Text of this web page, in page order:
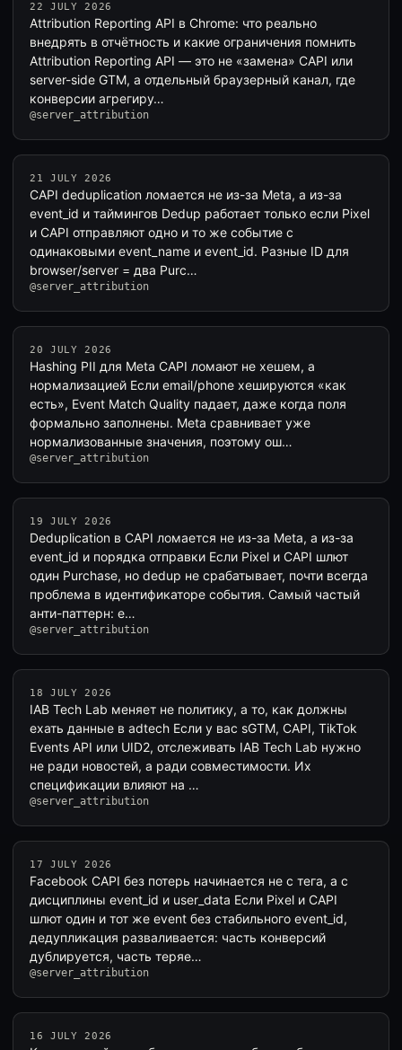
22 JULY 2026
Attribution Reporting API в Chrome: что реально
внедрять в отчётность и какие ограничения помнить
Attribution Reporting API — это не «замена» CAPI или
server-side GTM, а отдельный браузерный канал, где
конверсии агрегиру…
@server_attribution
21 JULY 2026
CAPI deduplication ломается не из-за Meta, а из-за
event_id и таймингов Dedup работает только если Pixel
и CAPI отправляют одно и то же событие с
одинаковыми event_name и event_id. Разные ID для
browser/server = два Purc…
@server_attribution
20 JULY 2026
Hashing PII для Meta CAPI ломают не хешем, а
нормализацией Если email/phone хешируются «как
есть», Event Match Quality падает, даже когда поля
формально заполнены. Meta сравнивает уже
нормализованные значения, поэтому ош…
@server_attribution
19 JULY 2026
Deduplication в CAPI ломается не из-за Meta, а из-за
event_id и порядка отправки Если Pixel и CAPI шлют
один Purchase, но dedup не срабатывает, почти всегда
проблема в идентификаторе события. Самый частый
анти-паттерн: e…
@server_attribution
18 JULY 2026
IAB Tech Lab меняет не политику, а то, как должны
ехать данные в adtech Если у вас sGTM, CAPI, TikTok
Events API или UID2, отслеживать IAB Tech Lab нужно
не ради новостей, а ради совместимости. Их
спецификации влияют на …
@server_attribution
17 JULY 2026
Facebook CAPI без потерь начинается не с тега, а с
дисциплины event_id и user_data Если Pixel и CAPI
шлют один и тот же event без стабильного event_id,
дедупликация разваливается: часть конверсий
дублируется, часть теряе…
@server_attribution
16 JULY 2026